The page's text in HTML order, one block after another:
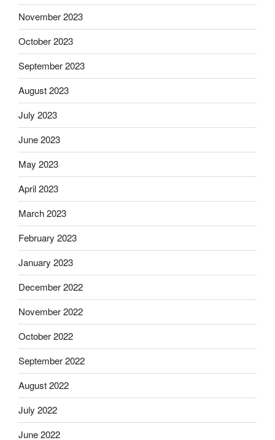
November 2023
October 2023
September 2023
August 2023
July 2023
June 2023
May 2023
April 2023
March 2023
February 2023
January 2023
December 2022
November 2022
October 2022
September 2022
August 2022
July 2022
June 2022